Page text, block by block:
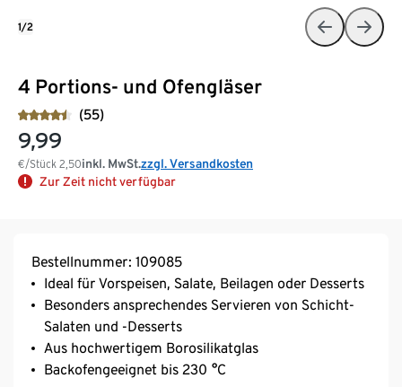
4 Portions- und Ofengläser
(55)
9,99
€/Stück 2,50inkl. MwSt.zzgl. Versandkosten
Zur Zeit nicht verfügbar
1/2
Bestellnummer: 109085
Ideal für Vorspeisen, Salate, Beilagen oder Desserts
Besonders ansprechendes Servieren von Schicht-
Salaten und -Desserts
Aus hochwertigem Borosilikatglas
Backofengeeignet bis 230 °C